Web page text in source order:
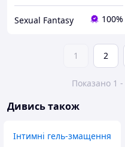
Sexual Fantasy 100%
1 2
Показано 1 -
Дивись також
Інтимні гель-змащення